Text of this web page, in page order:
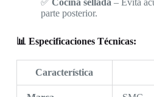
parte posterior.
📊 Especificaciones Técnicas:
Característica